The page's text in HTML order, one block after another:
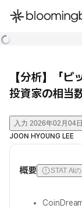
한국어
【分析】「
投資家の相当
入力 2026年02月04
JOON HYOUNG LEE
概要 STAT AI
CoinDream